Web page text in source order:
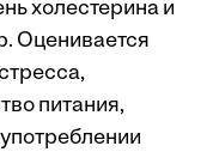
холестерина и
Оценивается
питания,